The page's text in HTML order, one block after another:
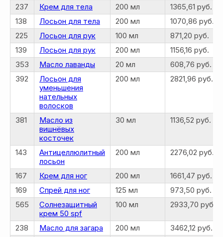
237 Крем для тела 200 мл
1365,61 руб.
138
Лосьон для тела 200 мл
1070,86 руб.
225
Лосьон для рук 100 мл
871,20 руб.
139
Лосьон для рук 200 мл
1156,16 руб.
353
Масло лаванды 20 мл
608,76 руб.
392
Лосьон для
уменьшения
нательных
волосков
200 мл 2821,96 руб.
381
Масло из
вишнёвых
косточек
30 мл 1136,52 руб.
143
Антицеллюлитный
лосьон
200 мл 2276,02 руб.
167 Крем для ног 200 мл
1661,47 руб.
169
Спрей для ног 125 мл
973,50 руб.
565
Солнезащитный
крем 50 spf
100 мл 2933,70 руб.
238 Масло для загара 200 мл
3462,12 руб.